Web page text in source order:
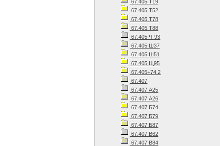
67.405 Т19
67.405 Т52
67.405 Т78
67.405 Т88
67.405 Ч-93
67.405 Ш37
67.405 Ш51
67.405 Щ95
67.405+74.2
67.407
67.407 А25
67.407 А26
67.407 Б74
67.407 Б79
67.407 Б87
67.407 В62
67.407 В84